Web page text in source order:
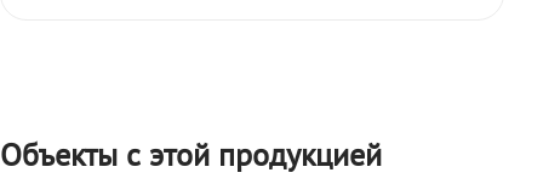
Объекты с этой продукцией